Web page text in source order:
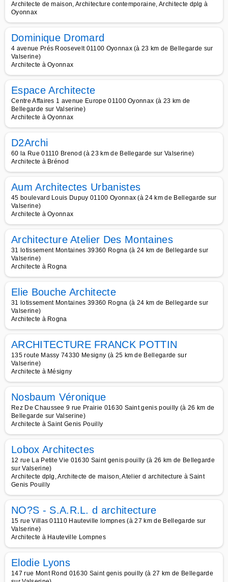
Architecte de maison, Architecture contemporaine, Architecte dplg à
Oyonnax
Dominique Dromard
4 avenue Prés Roosevelt 01100 Oyonnax (à 23 km de Bellegarde sur
Valserine)
Architecte à Oyonnax
Espace Architecte
Centre Affaires 1 avenue Europe 01100 Oyonnax (à 23 km de
Bellegarde sur Valserine)
Architecte à Oyonnax
D2Archi
60 la Rue 01110 Brenod (à 23 km de Bellegarde sur Valserine)
Architecte à Brénod
Aum Architectes Urbanistes
45 boulevard Louis Dupuy 01100 Oyonnax (à 24 km de Bellegarde sur
Valserine)
Architecte à Oyonnax
Architecture Atelier Des Montaines
31 lotissement Montaines 39360 Rogna (à 24 km de Bellegarde sur
Valserine)
Architecte à Rogna
Elie Bouche Architecte
31 lotissement Montaines 39360 Rogna (à 24 km de Bellegarde sur
Valserine)
Architecte à Rogna
ARCHITECTURE FRANCK POTTIN
135 route Massy 74330 Mesigny (à 25 km de Bellegarde sur
Valserine)
Architecte à Mésigny
Nosbaum Véronique
Rez De Chaussee 9 rue Prairie 01630 Saint genis pouilly (à 26 km de
Bellegarde sur Valserine)
Architecte à Saint Genis Pouilly
Lobox Architectes
12 rue La Petite Vie 01630 Saint genis pouilly (à 26 km de Bellegarde
sur Valserine)
Architecte dplg, Architecte de maison, Atelier d architecture à Saint
Genis Pouilly
NO?S - S.A.R.L. d architecture
15 rue Villas 01110 Hauteville lompnes (à 27 km de Bellegarde sur
Valserine)
Architecte à Hauteville Lompnes
Elodie Lyons
147 rue Mont Rond 01630 Saint genis pouilly (à 27 km de Bellegarde